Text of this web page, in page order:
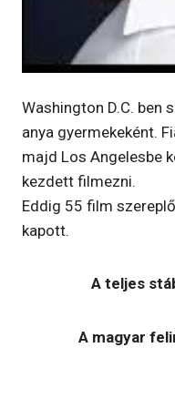
Washington D.C. ben
anya gyermekeként.
majd Los Angelesbe
kezdett filmezni.
Eddig 55 film
kapott.
A teljes
A magyar